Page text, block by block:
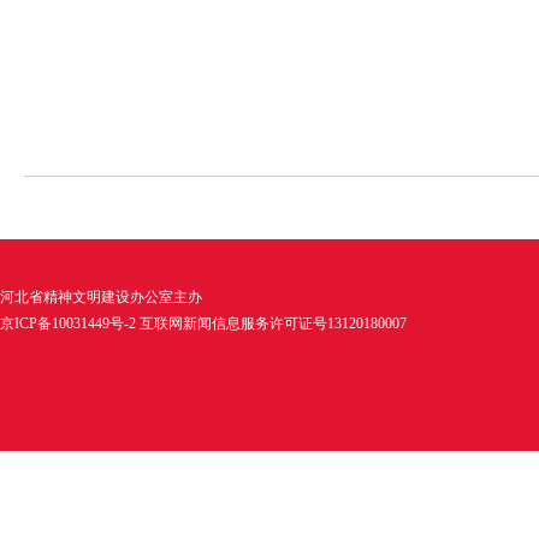
河北省精神文明建设办公室主办
京ICP备10031449号-2 互联网新闻信息服务许可证号13120180007